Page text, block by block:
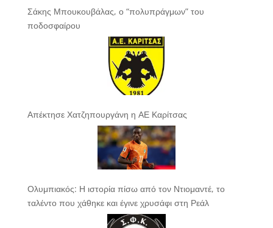
Σάκης Μπουκουβάλας, ο “πολυπράγμων” του
ποδοσφαίρου
Απέκτησε Χατζηπουργάνη η ΑΕ Καρίτσας
Ολυμπιακός: Η ιστορία πίσω από τον Ντιομαντέ, το
ταλέντο που χάθηκε και έγινε χρυσάφι στη Ρεάλ